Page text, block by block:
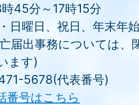
45分～17時15分
日曜日、祝日、年末年
届出事務については、
ます)
5678(代表番号)
番号はこちら